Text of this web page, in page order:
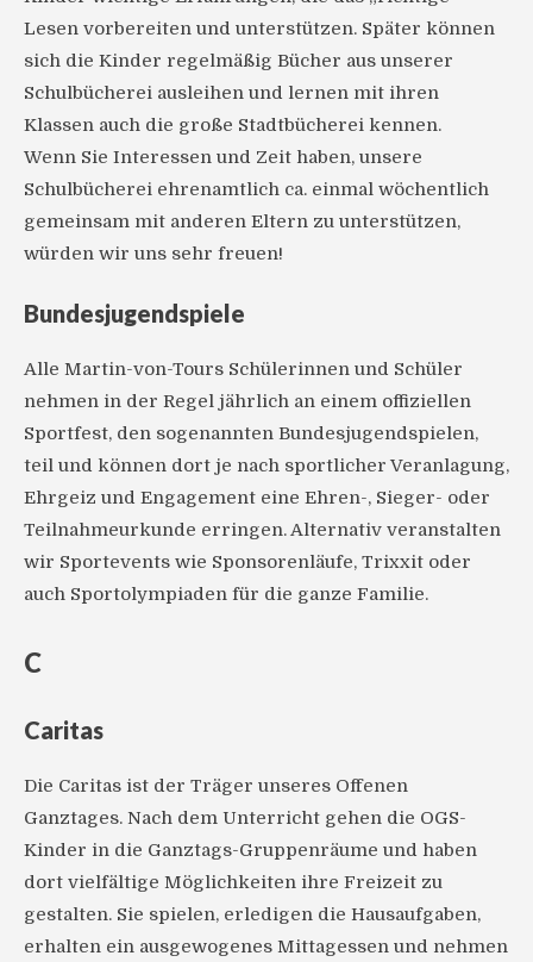
Lesen vorbereiten und unterstützen. Später können
sich die Kinder regelmäßig Bücher aus unserer
Schulbücherei ausleihen und lernen mit ihren
Klassen auch die große Stadtbücherei kennen.
Wenn Sie Interessen und Zeit haben, unsere
Schulbücherei ehrenamtlich ca. einmal wöchentlich
gemeinsam mit anderen Eltern zu unterstützen,
würden wir uns sehr freuen!
Bundesjugendspiele
Alle Martin-von-Tours Schülerinnen und Schüler
nehmen in der Regel jährlich an einem offiziellen
Sportfest, den sogenannten Bundesjugendspielen,
teil und können dort je nach sportlicher Veranlagung,
Ehrgeiz und Engagement eine Ehren-, Sieger- oder
Teilnahmeurkunde erringen. Alternativ veranstalten
wir Sportevents wie Sponsorenläufe, Trixxit oder
auch Sportolympiaden für die ganze Familie.
C
Caritas
Die Caritas ist der Träger unseres Offenen
Ganztages. Nach dem Unterricht gehen die OGS-
Kinder in die Ganztags-Gruppenräume und haben
dort vielfältige Möglichkeiten ihre Freizeit zu
gestalten. Sie spielen, erledigen die Hausaufgaben,
erhalten ein ausgewogenes Mittagessen und nehmen